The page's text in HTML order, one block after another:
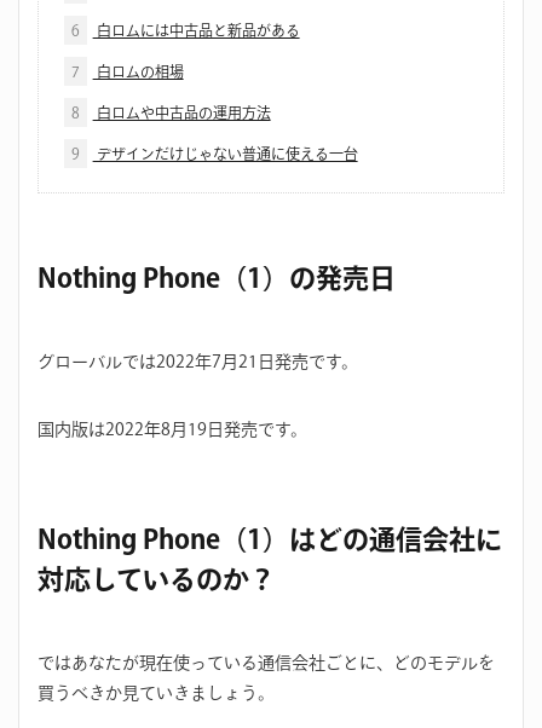
6 白ロムには中古品と新品がある
7 白ロムの相場
8 白ロムや中古品の運用方法
9 デザインだけじゃない普通に使える一台
Nothing Phone（1）の発売日
グローバルでは2022年7月21日発売です。
国内版は2022年8月19日発売です。
Nothing Phone（1）はどの通信会社に
対応しているのか？
ではあなたが現在使っている通信会社ごとに、どのモデルを
買うべきか見ていきましょう。